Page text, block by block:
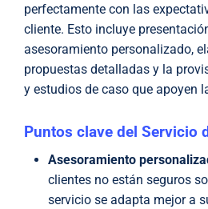
perfectamente con las
cliente. Esto incluye
asesoramiento personalizado,
propuestas detalladas y la
y estudios de caso que apoyen
Puntos clave del Servicio
Asesoramiento
clientes no están seguros
servicio se adapta mejor a